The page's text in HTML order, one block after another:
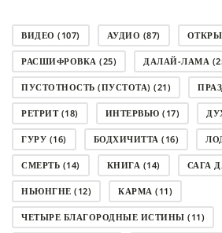
ВИДЕО (107) АУДИО (87)
РАСШИФРОВКА (25) ДАЛАЙ-ЛАМА
ПУСТОТНОСТЬ (ПУСТОТА) (21)
РЕТРИТ(18) ИНТЕРВЬЮ (17)
ГУРУ (16) БОДХИЧИТТА (16)
СМЕРТЬ (14) КНИГА (14) САГА
НЬЮНГНЕ (12) КАРМА (11)
ЧЕТЫРЕ БЛАГОРОДНЫЕ ИСТИНЫ (11)